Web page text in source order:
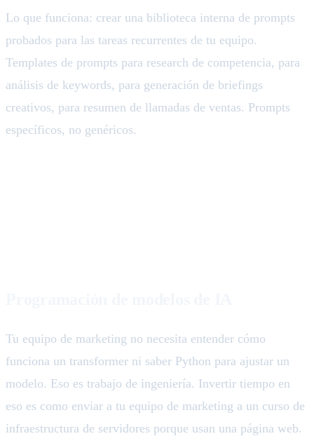
Lo que funciona: crear una biblioteca interna de prompts
probados para las tareas recurrentes de tu equipo.
Templates de prompts para research de competencia, para
análisis de keywords, para generación de briefings
creativos, para resumen de llamadas de ventas. Prompts
específicos, no genéricos.
Tu equipo de marketing no necesita entender cómo
funciona un transformer ni saber Python para ajustar un
modelo. Eso es trabajo de ingeniería. Invertir tiempo en
eso es como enviar a tu equipo de marketing a un curso de
infraestructura de servidores porque usan una página web.